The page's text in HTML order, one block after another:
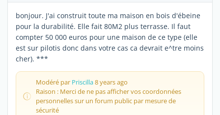
bonjour. J'ai construit toute ma maison en bois d'ébeine
pour la durabilité. Elle fait 80M2 plus terrasse. Il faut
compter 50 000 euros pour une maison de ce type (elle
est sur pilotis donc dans votre cas ca devrait e^tre moins
cher). ***
Modéré par Priscilla8 years ago
Raison : Merci de ne pas afficher vos coordonnées
personnelles sur un forum public par mesure de
sécurité